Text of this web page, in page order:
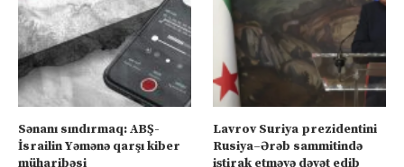
Sənanı sındırmaq: ABŞ-
İsrailin Yəmənə qarşı kiber
müharibəsi
Lavrov Suriya prezidentini
Rusiya–Ərəb sammitində
iştirak etməyə dəvət edib